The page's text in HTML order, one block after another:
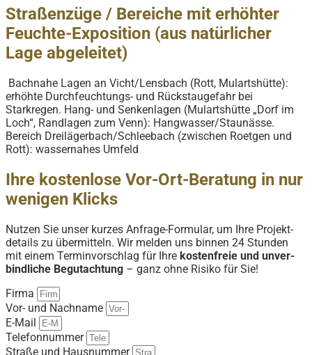
Straßenzüge / Bereiche mit erhöhter
Feuchte-Exposition (aus natürlicher
Lage abgeleitet)
Bachnahe Lagen an Vicht/Lensbach (Rott, Mulartshütte):
erhöhte Durchfeuchtungs- und Rückstaugefahr bei
Starkregen. Hang- und Senkenlagen (Mulartshütte „Dorf im
Loch“, Randlagen zum Venn): Hangwasser/Staunässe.
Bereich Dreilägerbach/Schleebach (zwischen Roetgen und
Rott): wassernahes Umfeld
Ihre kostenlose Vor-Ort-Beratung in nur
wenigen Klicks
Nutzen Sie unser kurzes Anfrage-Formular, um Ihre Projekt­
details zu übermitteln. Wir melden uns binnen 24 Stunden
mit einem Terminvorschlag für Ihre kosten­freie und unver­
bindliche Begutachtung – ganz ohne Risiko für Sie!
Firma
Vor- und Nachname
E-Mail
Telefonnummer
Straße und Hausnummer